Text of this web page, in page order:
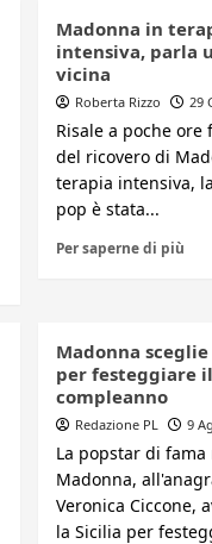
Madonna in
intensiva, parla
vicina
Roberta Rizzo 29
Risale a poche ore
del ricovero di
terapia intensiva,
pop è stata...
Per saperne di più
Madonna
per festeggiare
compleanno
Redazione PL 9
La popstar di
Madonna,
Veronica Ciccone,
la Sicilia per